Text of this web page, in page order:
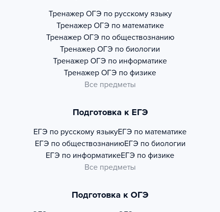
Тренажер ОГЭ по русскому языку
Тренажер ОГЭ по математике
Тренажер ОГЭ по обществознанию
Тренажер ОГЭ по биологии
Тренажер ОГЭ по информатике
Тренажер ОГЭ по физике
Все предметы
Подготовка к ЕГЭ
ЕГЭ по русскому языкуЕГЭ по математике
ЕГЭ по обществознаниюЕГЭ по биологии
ЕГЭ по информатикеЕГЭ по физике
Все предметы
Подготовка к ОГЭ